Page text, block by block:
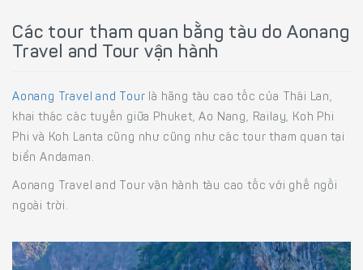
Các tour tham quan bằng tàu do Aonang
Travel and Tour vận hành
Aonang Travel and Tour là hãng tàu cao tốc của Thái Lan,
khai thác các tuyến giữa Phuket, Ao Nang, Railay, Koh Phi
Phi và Koh Lanta cũng như cũng như các tour tham quan tại
biển Andaman.
Aonang Travel and Tour vận hành tàu cao tốc với ghế ngồi
ngoài trời.